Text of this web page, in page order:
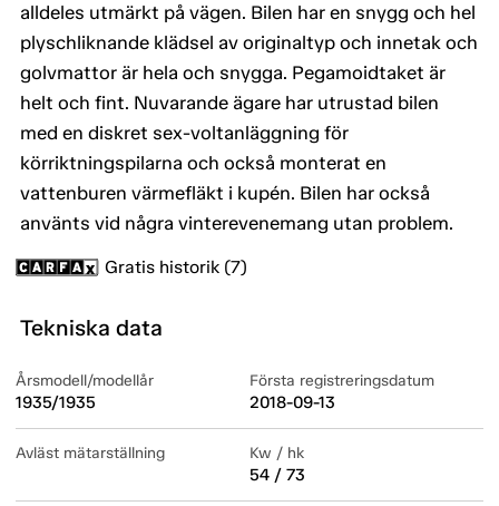
alldeles utmärkt på vägen. Bilen har en snygg och hel
plyschliknande klädsel av originaltyp och innetak och
golvmattor är hela och snygga. Pegamoidtaket är
helt och fint. Nuvarande ägare har utrustad bilen
med en diskret sex-voltanläggning för
körriktningspilarna och också monterat en
vattenburen värmefläkt i kupén. Bilen har också
använts vid några vinterevenemang utan problem.
Gratis historik (7)
Tekniska data
Årsmodell/modellår
1935/1935
Första registreringsdatum
2018-09-13
Avläst mätarställning Kw / hk
54 / 73